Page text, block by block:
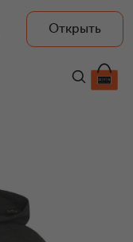
Открыть
522 500 ₽